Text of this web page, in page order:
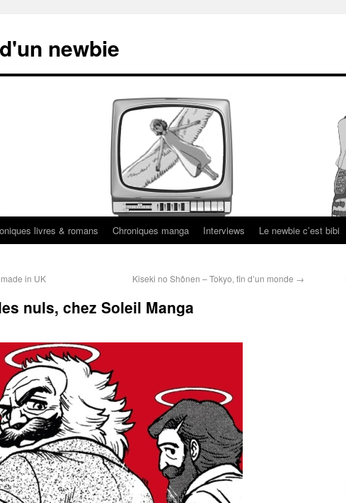
newbie
livres & romans Chroniques manga Interviews Le newbie c’est bibi
in UK Kiseki no Shônen – Tokyo, fin d’un monde →
nuls, chez Soleil Manga